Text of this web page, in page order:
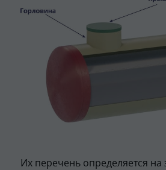
Их перечень определяется на